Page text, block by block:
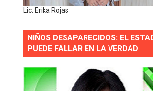
Lic. Erika Rojas
NIÑOS DESAPARECIDOS: EL
PUEDE FALLAR EN LA VERDAD